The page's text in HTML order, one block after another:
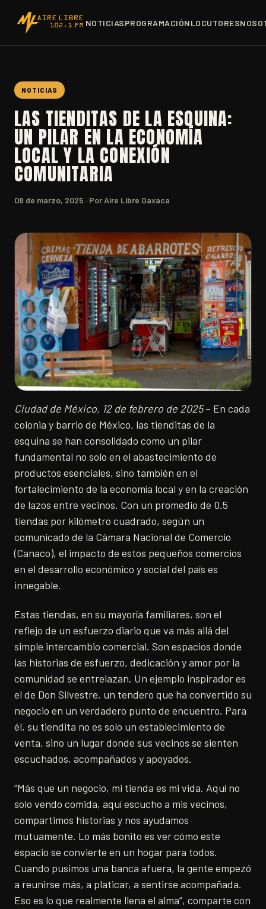
NOTICIASPROGRAMACIÓNLOCUTORES
NOTICIAS
LAS TIENDITAS DE LA ESQUINA:
UN PILAR EN LA ECONOMÍA
LOCAL Y LA CONEXIÓN
COMUNITARIA
08 de marzo, 2025 · Por Aire Libre Oaxaca
Ciudad de México, 12 de febrero de 2025– En cada
colonia y barrio de México, las tienditas de la
esquina se han consolidado como un pilar
fundamental no solo en el abastecimiento de
productos esenciales, sino también en el
fortalecimiento de la economía local y en la creación
de lazos entre vecinos. Con un promedio de 0.5
tiendas por kilómetro cuadrado, según un
comunicado de la Cámara Nacional de Comercio
(Canaco), el impacto de estos pequeños comercios
en el desarrollo económico y social del país es
innegable.
Estas tiendas, en su mayoría familiares, son el
reflejo de un esfuerzo diario que va más allá del
simple intercambio comercial. Son espacios donde
las historias de esfuerzo, dedicación y amor por la
comunidad se entrelazan. Un ejemplo inspirador es
el de Don Silvestre, un tendero que ha convertido su
negocio en un verdadero punto de encuentro. Para
él, su tiendita no es solo un establecimiento de
venta, sino un lugar donde sus vecinos se sienten
escuchados, acompañados y apoyados.
“Más que un negocio, mi tienda es mi vida. Aquí no
solo vendo comida, aquí escucho a mis vecinos,
compartimos historias y nos ayudamos
mutuamente. Lo más bonito es ver cómo este
espacio se convierte en un hogar para todos.
Cuando pusimos una banca afuera, la gente empezó
a reunirse más, a platicar, a sentirse acompañada.
Eso es lo que realmente llena el alma”, comparte con